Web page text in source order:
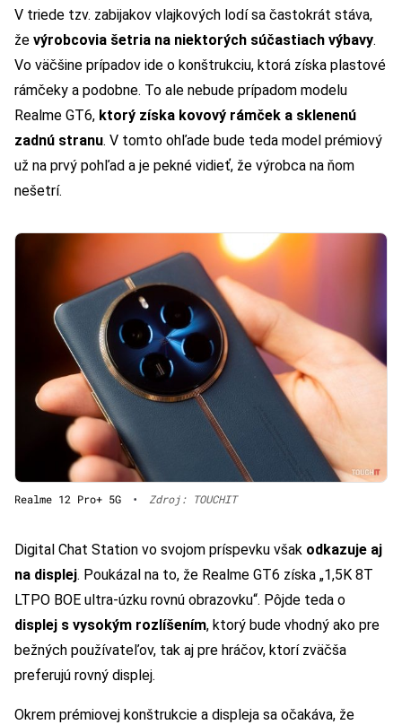
V triede tzv. zabijakov vlajkových lodí sa častokrát stáva,
že výrobcovia šetria na niektorých súčastiach výbavy.
Vo väčšine prípadov ide o konštrukciu, ktorá získa plastové
rámčeky a podobne. To ale nebude prípadom modelu
Realme GT6, ktorý získa kovový rámček a sklenenú
zadnú stranu. V tomto ohľade bude teda model prémiový
už na prvý pohľad a je pekné vidieť, že výrobca na ňom
nešetrí.
Realme 12 Pro+ 5G • Zdroj: TOUCHIT
Digital Chat Station vo svojom príspevku však odkazuje aj
na displej. Poukázal na to, že Realme GT6 získa „1,5K 8T
LTPO BOE ultra-úzku rovnú obrazovku“. Pôjde teda o
displej s vysokým rozlíšením, ktorý bude vhodný ako pre
bežných používateľov, tak aj pre hráčov, ktorí zväčša
preferujú rovný displej.
Okrem prémiovej konštrukcie a displeja sa očakáva, že